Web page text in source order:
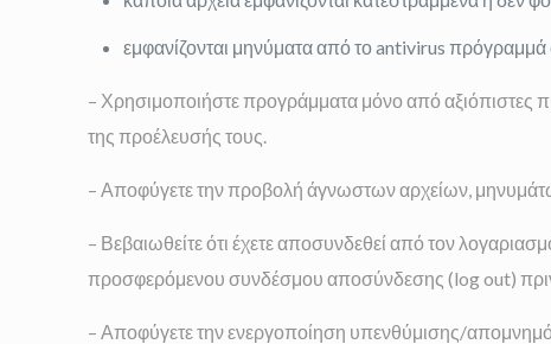
εμφανίζονται μηνύματα από το antivirus
– Χρησιμοποιήστε προγράμματα μόνο από αξιόπιστες
της προέλευσής τους.
– Αποφύγετε την προβολή άγνωστων αρχείων,
– Βεβαιωθείτε ότι έχετε αποσυνδεθεί από τον
προσφερόμενου συνδέσμου αποσύνδεσης (log out) πριν
– Αποφύγετε την ενεργοποίηση υπενθύμισης/